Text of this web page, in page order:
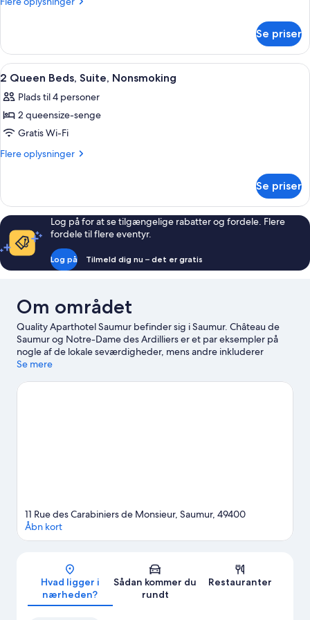
Queen
Bed,
Nonsmoking
Se priser
Indlæs
alle
billeder
af
2
Queen
Nonsmoking
En pænt redt seng med hvide
3
2 Queen Beds, Suite, Nonsmoking
Plads til 4 personer
2 queensize-senge
Gratis Wi-Fi
Flere oplysninger
Flere
Queen
Beds,
Suite,
Nonsmoking
Se priser
Log på for at se tilgængelige rabatter og fordele. Flere
fordele til flere eventyr.
Log på Tilmeld dig nu – det er gratis
Om området
Quality Aparthotel Saumur befinder sig i Saumur. Château de
Saumur og Notre-Dame des Ardilliers er et par eksempler på
nogle af de lokale seværdigheder, mens andre inkluderer
Centre Culturel Emile Joulain og Le Mystère des Faluns. Doué la
besøg værd.
Se mere
Kort
11 Rue des Carabiniers de Monsieur, Saumur, 49400
Åbn kort
Hvad ligger i
nærheden?
Sådan kommer du
rundt
Restauranter